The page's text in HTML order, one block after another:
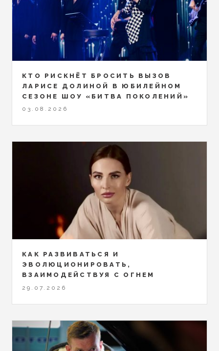
КТО РИСКНЁТ БРОСИТЬ ВЫЗОВ
ЛАРИСЕ ДОЛИНОЙ В ЮБИЛЕЙНОМ
СЕЗОНЕ ШОУ «БИТВА ПОКОЛЕНИЙ»
03.08.2026
КАК РАЗВИВАТЬСЯ И
ЭВОЛЮЦИОНИРОВАТЬ,
ВЗАИМОДЕЙСТВУЯ С ОГНЕМ
29.07.2026